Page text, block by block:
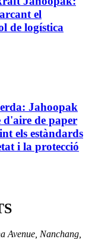
el
de logística
Jahoopak
d'aire de paper
els estàndards
i la protecció
Avenue, Nanchang,